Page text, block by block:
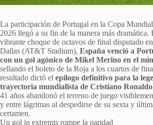
La participación de Portugal en la Copa
2026 llegó a su fin de la manera más dramática.
vibrante choque de octavos de final disputado
Dallas (AT&T Stadium), España venció a
con un gol agónico de Mikel Merino en el
sellando el boleto de la Roja a los cuartos de
resultado dictó el epílogo definitivo para la
trayectoria mundialista de Cristiano Ronaldo
41 años abandonó el terreno de juego
y entre lágrimas al despedirse de su sexta y
certamen.
Un gol in extremis rompe la paridad